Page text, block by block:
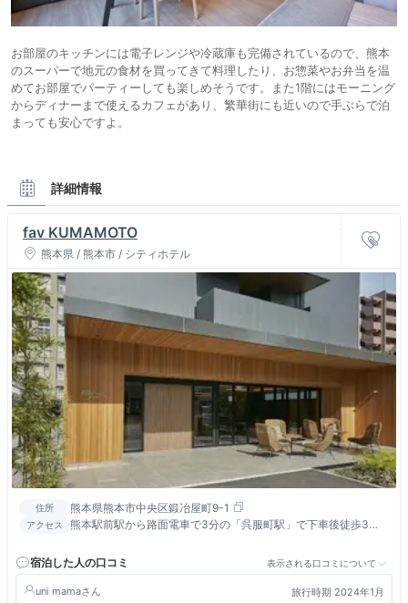
お部屋のキッチンには電子レンジや冷蔵庫も完備されているので、熊本
のスーパーで地元の食材を買ってきて料理したり、お惣菜やお弁当を温
めてお部屋でパーティーしても楽しめそうです。また1階にはモーニング
からディナーまで使えるカフェがあり、繁華街にも近いので手ぶらで泊
まっても安心ですよ。
詳細情報
fav KUMAMOTO
熊本県 / 熊本市 / シティホテル
住所 熊本県熊本市中央区鍛冶屋町9-1
アクセス
熊本駅前駅から路面電車で3分の「呉服町駅」で下車後徒歩3
宿泊した人の口コミ
表示される口コミについて
uni mama 旅行時期 2024年1月